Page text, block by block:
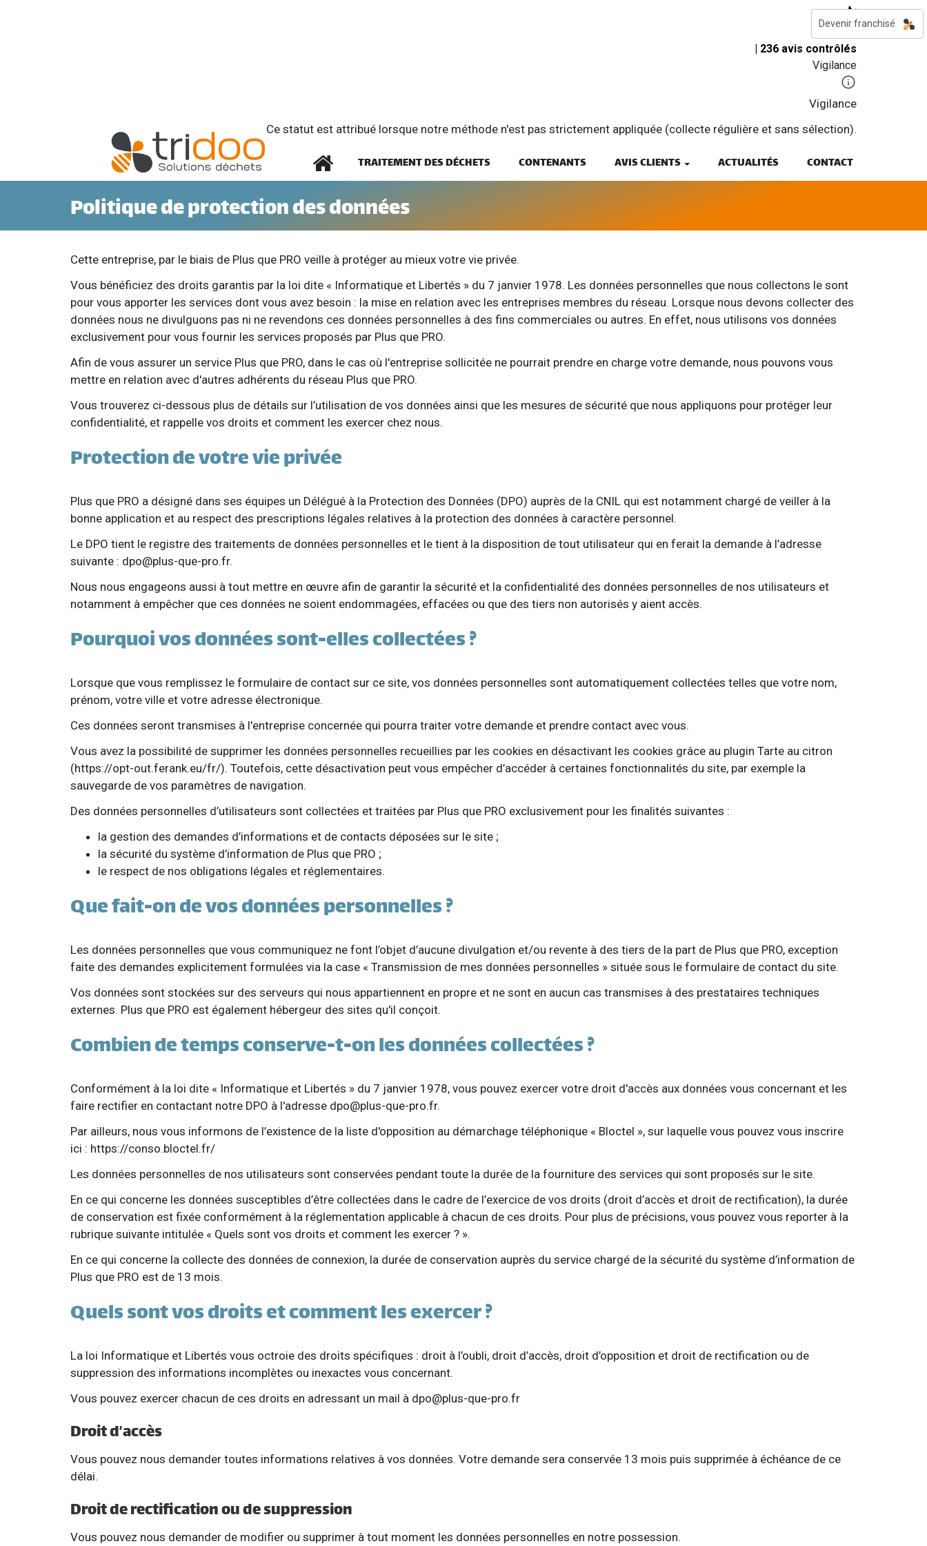
| 236 avis contrôlés
Vigilance
Vigilance
Ce statut est attribué lorsque notre méthode n'est pas strictement appliquée (collecte régulière et sans sélection).
TRAITEMENT DES DÉCHETS CONTENANTS AVIS CLIENTS ACTUALITÉS CONTACT
Politique de protection des données
Cette entreprise, par le biais de Plus que PRO veille à protéger au mieux votre vie privée.
Vous bénéficiez des droits garantis par la loi dite « Informatique et Libertés » du 7 janvier 1978. Les données personnelles que nous collectons le sont
pour vous apporter les services dont vous avez besoin : la mise en relation avec les entreprises membres du réseau. Lorsque nous devons collecter des
données nous ne divulguons pas ni ne revendons ces données personnelles à des fins commerciales ou autres. En effet, nous utilisons vos données
exclusivement pour vous fournir les services proposés par Plus que PRO.
Afin de vous assurer un service Plus que PRO, dans le cas où l'entreprise sollicitée ne pourrait prendre en charge votre demande, nous pouvons vous
mettre en relation avec d'autres adhérents du réseau Plus que PRO.
Vous trouverez ci-dessous plus de détails sur l’utilisation de vos données ainsi que les mesures de sécurité que nous appliquons pour protéger leur
confidentialité, et rappelle vos droits et comment les exercer chez nous.
Protection de votre vie privée
Plus que PRO a désigné dans ses équipes un Délégué à la Protection des Données (DPO) auprès de la CNIL qui est notamment chargé de veiller à la
bonne application et au respect des prescriptions légales relatives à la protection des données à caractère personnel.
Le DPO tient le registre des traitements de données personnelles et le tient à la disposition de tout utilisateur qui en ferait la demande à l’adresse
suivante : dpo@plus-que-pro.fr.
Nous nous engageons aussi à tout mettre en œuvre afin de garantir la sécurité et la confidentialité des données personnelles de nos utilisateurs et
notamment à empêcher que ces données ne soient endommagées, effacées ou que des tiers non autorisés y aient accès.
Pourquoi vos données sont-elles collectées ?
Lorsque que vous remplissez le formulaire de contact sur ce site, vos données personnelles sont automatiquement collectées telles que votre nom,
prénom, votre ville et votre adresse électronique.
Ces données seront transmises à l'entreprise concernée qui pourra traiter votre demande et prendre contact avec vous.
Vous avez la possibilité de supprimer les données personnelles recueillies par les cookies en désactivant les cookies grâce au plugin Tarte au citron
(https://opt-out.ferank.eu/fr/). Toutefois, cette désactivation peut vous empêcher d’accéder à certaines fonctionnalités du site, par exemple la
sauvegarde de vos paramètres de navigation.
Des données personnelles d’utilisateurs sont collectées et traitées par Plus que PRO exclusivement pour les finalités suivantes :
la gestion des demandes d’informations et de contacts déposées sur le site ;
la sécurité du système d’information de Plus que PRO ;
le respect de nos obligations légales et réglementaires.
Que fait-on de vos données personnelles ?
Les données personnelles que vous communiquez ne font l’objet d’aucune divulgation et/ou revente à des tiers de la part de Plus que PRO, exception
faite des demandes explicitement formulées via la case « Transmission de mes données personnelles » située sous le formulaire de contact du site.
Vos données sont stockées sur des serveurs qui nous appartiennent en propre et ne sont en aucun cas transmises à des prestataires techniques
externes. Plus que PRO est également hébergeur des sites qu'il conçoit.
Combien de temps conserve-t-on les données collectées ?
Conformément à la loi dite « Informatique et Libertés » du 7 janvier 1978, vous pouvez exercer votre droit d'accès aux données vous concernant et les
faire rectifier en contactant notre DPO à l'adresse dpo@plus-que-pro.fr.
Par ailleurs, nous vous informons de l’existence de la liste d'opposition au démarchage téléphonique « Bloctel », sur laquelle vous pouvez vous inscrire
ici : https://conso.bloctel.fr/
Les données personnelles de nos utilisateurs sont conservées pendant toute la durée de la fourniture des services qui sont proposés sur le site.
En ce qui concerne les données susceptibles d’être collectées dans le cadre de l’exercice de vos droits (droit d’accès et droit de rectification), la durée
de conservation est fixée conformément à la réglementation applicable à chacun de ces droits. Pour plus de précisions, vous pouvez vous reporter à la
rubrique suivante intitulée « Quels sont vos droits et comment les exercer ? ».
En ce qui concerne la collecte des données de connexion, la durée de conservation auprès du service chargé de la sécurité du système d’information de
Plus que PRO est de 13 mois.
Quels sont vos droits et comment les exercer ?
La loi Informatique et Libertés vous octroie des droits spécifiques : droit à l’oubli, droit d’accès, droit d’opposition et droit de rectification ou de
suppression des informations incomplètes ou inexactes vous concernant.
Vous pouvez exercer chacun de ces droits en adressant un mail à dpo@plus-que-pro.fr
Droit d’accès
Vous pouvez nous demander toutes informations relatives à vos données. Votre demande sera conservée 13 mois puis supprimée à échéance de ce
délai.
Droit de rectification ou de suppression
Vous pouvez nous demander de modifier ou supprimer à tout moment les données personnelles en notre possession.
Devenir franchisé